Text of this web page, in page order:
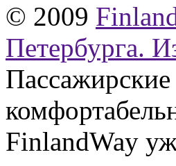
© 2009
Петербурга.
FinlandWay